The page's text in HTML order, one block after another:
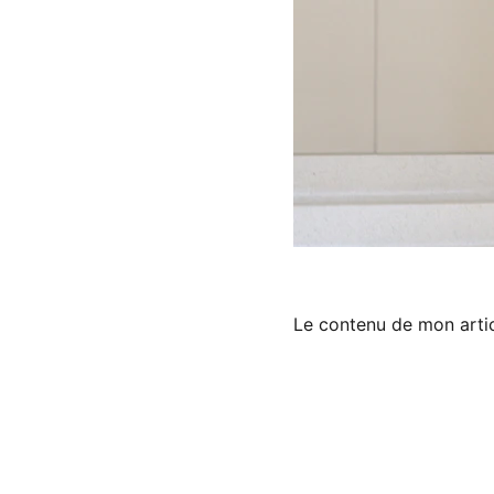
Le contenu de mon